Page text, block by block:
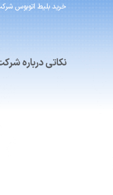
خرید بلیط اتوبوس
نکاتی درباره شرکت تعاونی 15